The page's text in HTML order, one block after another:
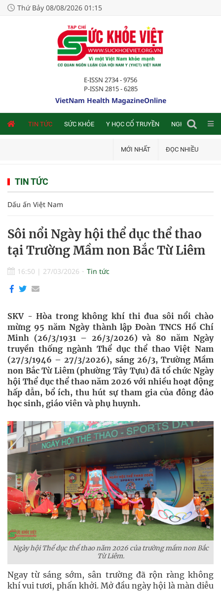
Thứ Bảy 08/08/2026 01:15
E-ISSN 2734 - 9756
P-ISSN 2815 - 6285
VietNam Health MagazineOnline
TIN TỨC SỨC KHỎE Y HỌC CỔ TRUYỀN NGHIÊN CỨU
MỚI NHẤT ĐỌC NHIỀU
TIN TỨC
Dấu ấn Việt Nam
Sôi nổi Ngày hội thể dục thể thao
tại Trường Mầm non Bắc Từ Liêm
16:50 | 27/03/2026 Tin tức
SKV - Hòa trong không khí thi đua sôi nổi chào
mừng 95 năm Ngày thành lập Đoàn TNCS Hồ Chí
Minh (26/3/1931 – 26/3/2026) và 80 năm Ngày
truyền thống ngành Thể dục thể thao Việt Nam
(27/3/1946 – 27/3/2026), sáng 26/3, Trường Mầm
non Bắc Từ Liêm (phường Tây Tựu) đã tổ chức Ngày
hội Thể dục thể thao năm 2026 với nhiều hoạt động
hấp dẫn, bổ ích, thu hút sự tham gia của đông đảo
học sinh, giáo viên và phụ huynh.
Ngày hội Thể dục thể thao năm 2026 của trường mầm non Bắc
Từ Liêm.
Ngay từ sáng sớm, sân trường đã rộn ràng không
khí vui tươi, phấn khởi. Mở đầu ngày hội là màn diễu